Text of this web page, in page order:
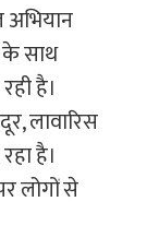
के साथ
है।
लावारिस
है।
लोगों से